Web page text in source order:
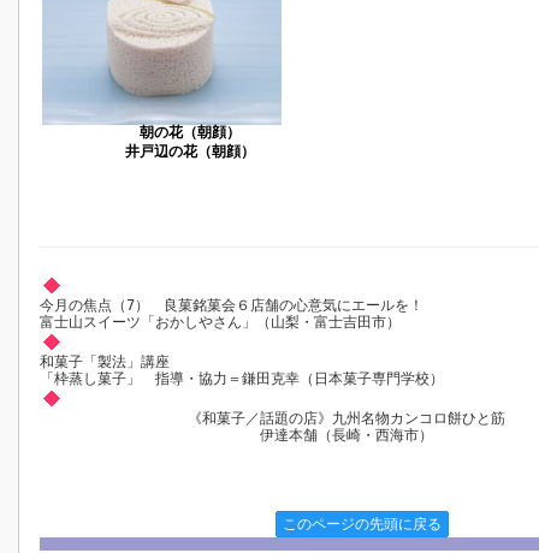
朝の花（朝顔）
井戸辺の花（朝顔）
今月の焦点（7） 良菓銘菓会６店舗の心意気にエールを！
富士山スイーツ「おかしやさん」（山梨・富士吉田市）
和菓子「製法」講座
「枠蒸し菓子」 指導・協力＝鎌田克幸（日本菓子専門学校）
《和菓子／話題の店》九州名物カンコロ餅ひと筋
伊達本舗（長崎・西海市）
このページの先頭に戻る